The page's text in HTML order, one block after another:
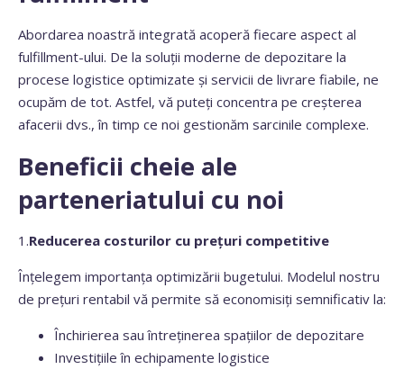
Abordarea noastră integrată acoperă fiecare aspect al
fulfillment-ului. De la soluții moderne de depozitare la
procese logistice optimizate și servicii de livrare fiabile, ne
ocupăm de tot. Astfel, vă puteți concentra pe creșterea
afacerii dvs., în timp ce noi gestionăm sarcinile complexe.
Beneficii cheie ale
parteneriatului cu noi
1.Reducerea costurilor cu prețuri competitive
Înțelegem importanța optimizării bugetului. Modelul nostru
de prețuri rentabil vă permite să economisiți semnificativ la:
Închirierea sau întreținerea spațiilor de depozitare
Investițiile în echipamente logistice